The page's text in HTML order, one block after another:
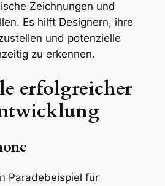
Zeichnungen und
Es hilft Designern, ihre
und potenzielle
zu erkennen.
erfolgreicher
Paradebeispiel für